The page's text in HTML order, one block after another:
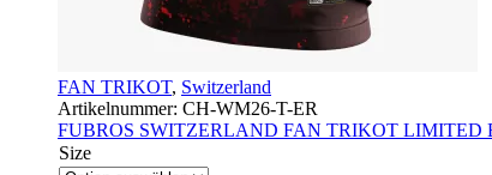
FAN TRIKOT, Switzerland
Artikelnummer: CH-WM26-T-ER
FUBROS SWITZERLAND FAN TRIKOT LIMITED
Size